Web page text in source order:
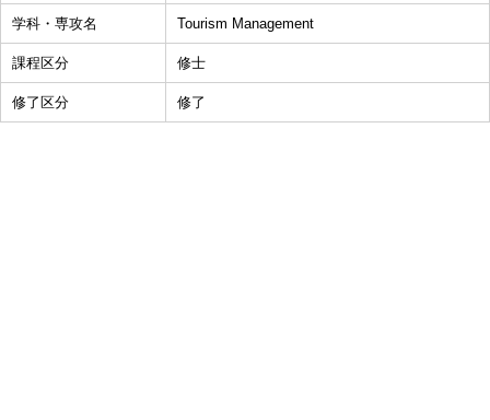
学科・専攻名 Tourism Management
課程区分 修士
修了区分 修了